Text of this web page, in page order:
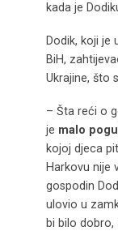
kada je
Dodik, koji je
BiH,
Ukrajine, što
– Šta reći o
je malo
kojoj djeca
Harkovu nije
gospodin
ulovio u
bi bilo dobro,